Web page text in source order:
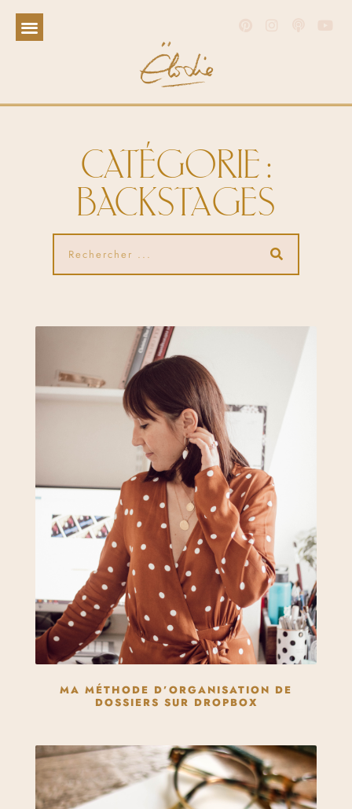
CATÉGORIE :
BACKSTAGES
MA MÉTHODE D’ORGANISATION DE
DOSSIERS SUR DROPBOX